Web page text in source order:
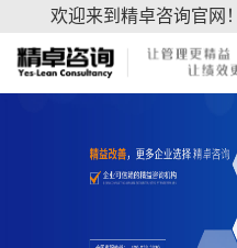
欢迎来到精卓咨询官网！